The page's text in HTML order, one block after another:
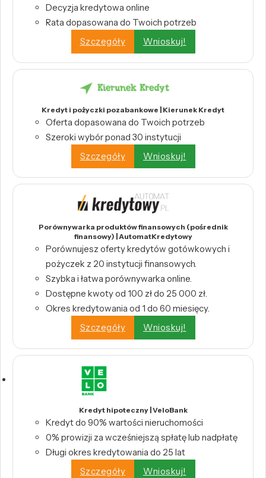
Decyzja kredytowa online
Rata dopasowana do Twoich potrzeb
Szczegóły
Wnioskuj!
Kredyt i pożyczki pozabankowe | Kierunek Kredyt
Oferta dopasowana do Twoich potrzeb
Szeroki wybór ponad 30 instytucji
Szczegóły
Wnioskuj!
Porównywarka produktów finansowych (pośrednik
finansowy) | AutomatKredytowy
Porównujesz oferty kredytów gotówkowych i
pożyczek z 20 instytucji finansowych.
Szybka i łatwa porównywarka online.
Dostępne kwoty od 100 zł do 25 000 zł.
Okres kredytowania od 1 do 60 miesięcy.
Szczegóły
Wnioskuj!
Kredyt hipoteczny | VeloBank
Kredyt do 90% wartości nieruchomości
0% prowizji za wcześniejszą spłatę lub nadpłatę
Długi okres kredytowania do 25 lat
Szczegóły
Wnioskuj!